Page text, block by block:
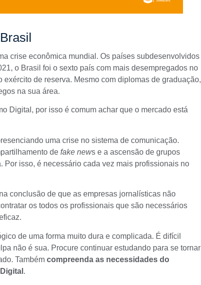
crise econômica mundial. Os países subdesenvolvidos
o Brasil foi o sexto país com mais desempregados no
exército de reserva. Mesmo com diplomas de graduação,
na sua área.
Digital, por isso é comum achar que o mercado está
uma crise no sistema de comunicação.
de fake news e a ascensão de grupos
Por isso, é necessário cada vez mais profissionais no
conclusão de que as empresas jornalísticas não
os todos os profissionais que são necessários
de uma forma muito dura e complicada. É difícil
não é sua. Procure continuar estudando para se tornar
Também compreenda as necessidades do
.